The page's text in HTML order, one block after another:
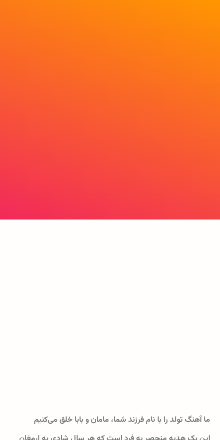
ما آهنگ تولد را با نام فرزند شما، مامان و بابا خلق می‌کنیم